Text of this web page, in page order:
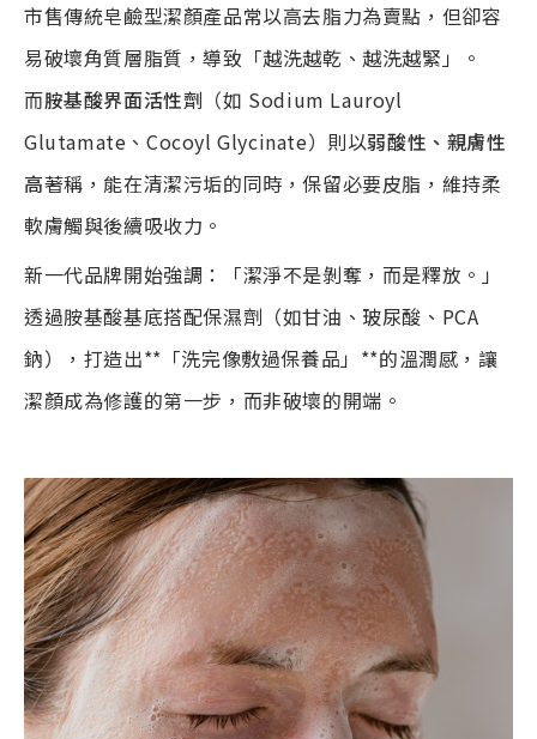
市售傳統皂鹼型潔顏產品常以高去脂力為賣點，但卻容
易破壞角質層脂質，導致「越洗越乾、越洗越緊」。
而胺基酸界面活性劑 （如 Sodium Lauroyl
Glutamate、Cocoyl Glycinate）則以弱酸性、親膚性
高著稱，能在清潔污垢的同時，保留必要皮脂，維持柔
軟膚觸與後續吸收力。
新一代品牌開始強調：「潔淨不是剝奪，而是釋放。」
透過胺基酸基底搭配保濕劑（如甘油、玻尿酸、PCA
鈉），打造出**「洗完像敷過保養品」**的溫潤感，讓
潔顏成為修護的第一步，而非破壞的開端。